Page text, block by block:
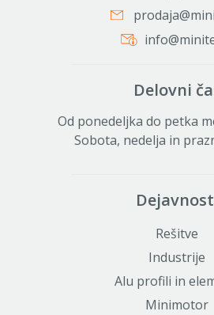
Delovni
Od ponedeljka do petka
Sobota, nedelja in
Rešitve
Industrije
Alu profili in
Minimotor